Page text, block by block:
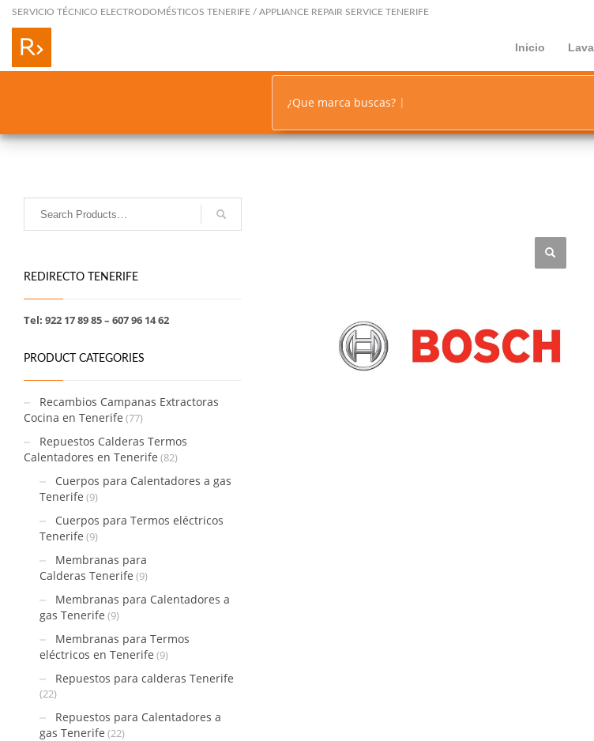
SERVICIO TÉCNICO ELECTRODOMÉSTICOS TENERIFE / APPLIANCE REPAIR SERVICE TENERIFE
Inicio
¿Que marca buscas?
REDIRECTO TENERIFE
Tel: 922 17 89 85 – 607 96 14 62
PRODUCT CATEGORIES
Recambios Campanas Extractoras
Cocina en Tenerife (77)
Repuestos Calderas Termos
Calentadores en Tenerife (82)
Cuerpos para Calentadores a gas
Tenerife (9)
Cuerpos para Termos eléctricos
Tenerife (9)
Membranas para
Calderas Tenerife (9)
Membranas para Calentadores a
gas Tenerife (9)
Membranas para Termos
eléctricos en Tenerife (9)
Repuestos para calderas Tenerife
(22)
Repuestos para Calentadores a
gas Tenerife (22)